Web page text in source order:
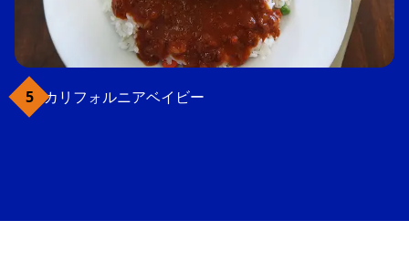
カリフォルニアベイビー